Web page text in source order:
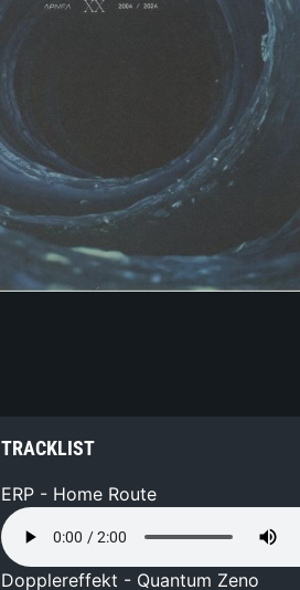
TRACKLIST
ERP - Home Route
Dopplereffekt - Quantum Zeno